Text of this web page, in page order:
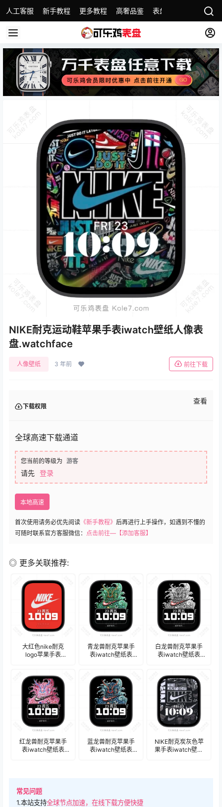
人工客服 新手教程 更多教程 高奢品鉴 表盘精选 名表故事
NIKE耐克运动鞋苹果手表iwatch壁纸人像表
盘.watchface
人像壁纸 3 年前 前往下载
下载权限
查看
全球高速下载通道
您当前的等级为 游客
请先 登录
本地高速
首次使用请务必优先阅读 《新手教程》 后再进行上手操作，如遇到不懂的
可随时联系官方客服微信： 点击前往—【添加客服】
◎ 更多关联推荐:
大红色nike耐克
logo苹果手表
青龙兽耐克苹果手
表iwatch壁纸表
白龙兽耐克苹果手
表iwatch壁纸表
红龙兽耐克苹果手
表iwatch壁纸表
蓝龙兽耐克苹果手
表iwatch壁纸表
NIKE耐克炭灰色苹
果手表iwatch壁纸
常见问题
1.本站支持全球节点加速，在线下载方便快捷